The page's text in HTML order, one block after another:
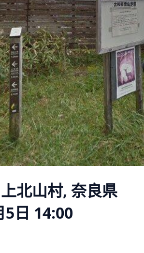
上北山村, 奈良県
5日 14:00